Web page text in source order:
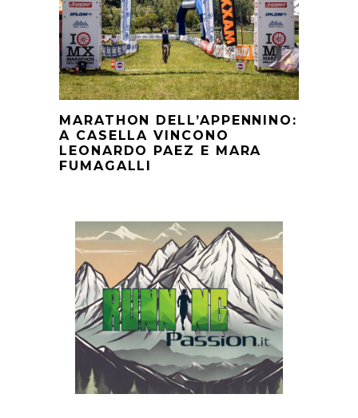
MARATHON DELL’APPENNINO:
A CASELLA VINCONO
LEONARDO PAEZ E MARA
FUMAGALLI